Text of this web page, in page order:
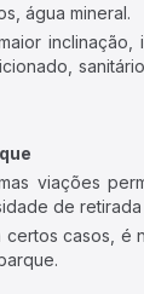
água mineral.
inclinação,
viações
de
certos casos, é